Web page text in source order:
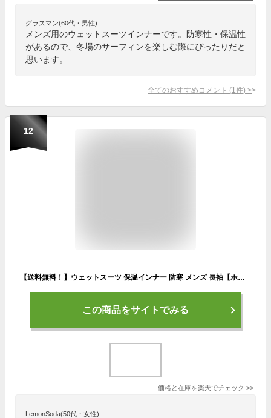
グラスマン(60代・男性)
メンズ用のウェットスーツインナーです。防寒性・保温性
があるので、冬場のサーフィンを楽しむ際にぴったりだと
思います。
全てのおすすめコメント (1 件) >
12
【送料無料！】ウェットスーツ 保温インナー 防寒 メンズ 長袖【ホットカプセル P2ヒートロン チタン サーフィン ダイビング ドライスーツ セミドライ SUP 起毛 防寒インナー ウェットインナー 起毛インナー インナーウェア 冬 防寒用】
この商品をサイトでみる
価格と在庫を楽天でチェック >>
LemonSoda(50代・女性)